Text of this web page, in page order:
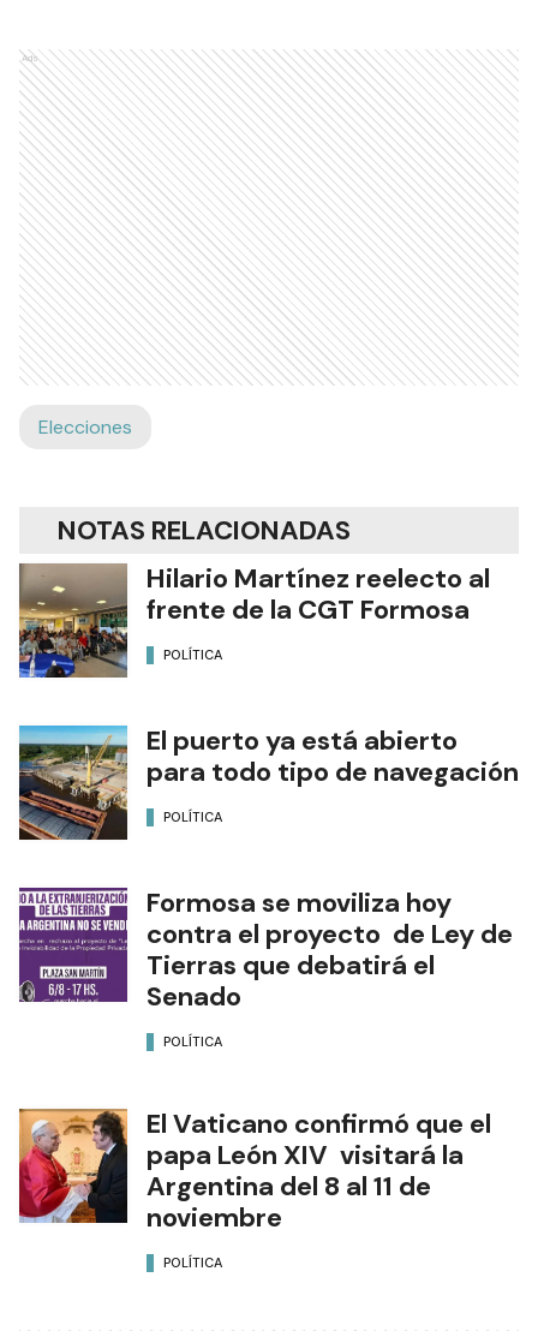
Ads
Elecciones
NOTAS RELACIONADAS
Hilario Martínez reelecto al
frente de la CGT Formosa
POLÍTICA
El puerto ya está abierto
para todo tipo de navegación
POLÍTICA
Formosa se moviliza hoy
contra el proyecto de Ley de
Tierras que debatirá el
Senado
POLÍTICA
El Vaticano confirmó que el
papa León XIV visitará la
Argentina del 8 al 11 de
noviembre
POLÍTICA